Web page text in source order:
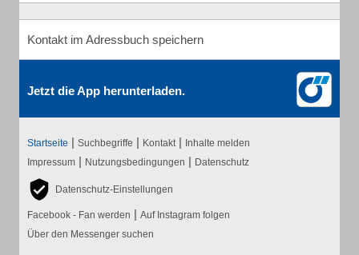
Kontakt im Adressbuch speichern
Jetzt die App herunterladen.
Startseite | Suchbegriffe | Kontakt | Inhalte melden
Impressum | Nutzungsbedingungen | Datenschutz
Datenschutz-Einstellungen
Facebook - Fan werden | Auf Instagram folgen
Über den Messenger suchen